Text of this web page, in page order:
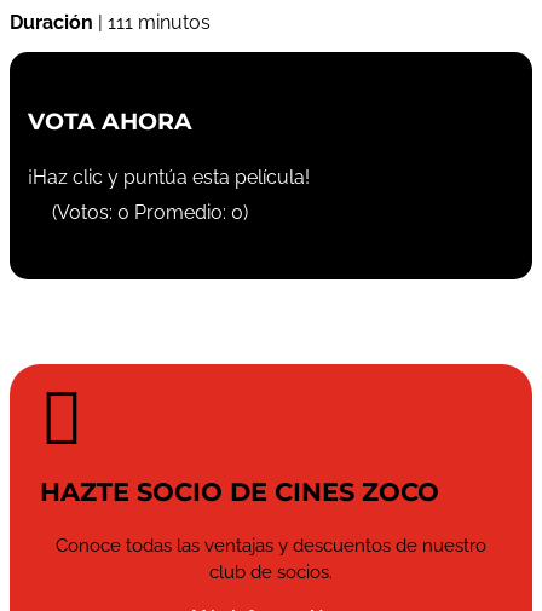
Duración | 111 minutos
VOTA AHORA
¡Haz clic y puntúa esta película!
(Votos: 0 Promedio: 0)

HAZTE SOCIO DE CINES ZOCO
Conoce todas las ventajas y descuentos de nuestro
club de socios.